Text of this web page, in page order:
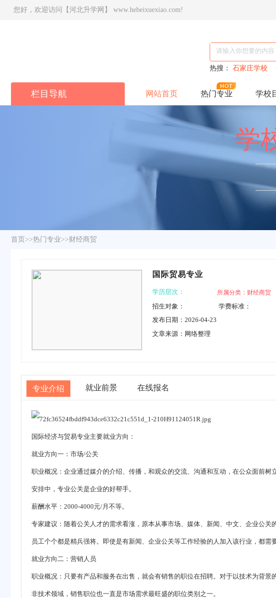
您好，欢迎访问【河北升学网】 www.hebeixuexiao.com!
热搜： 石家庄学校
栏目导航 网站首页 热门专业 学校
学
首页 >>热门专业>>财经商贸
国际贸易专业
学历层次： 所属分类：财经商贸
招生对象：
学费标准：
发布日期：2026-04-23
文章来源：网络整理
专业介绍 就业前景 在线报名
国际经济与贸易专业主要就业方向：
就业方向一：市场/公关
职业概况：企业通过媒介的介绍、传播，和观众的交流、沟通和互动，在公众面前
安排中，专业公关是企业的好帮手。
薪酬水平：2000-4000元/月不等。
专家建议：随着公关人才的需求看涨，原本从事市场、媒体、新闻、中文、企业公
员工个个都是精兵强将。即使是有新闻、企业公关等工作经验的人加入该行业，都需
就业方向二：营销人员
职业概况：只要有产品和服务在出售，就会有销售的职位在招聘。对于以技术为背
非技术领域，销售职位也一直是市场需求最旺盛的职位类别之一。